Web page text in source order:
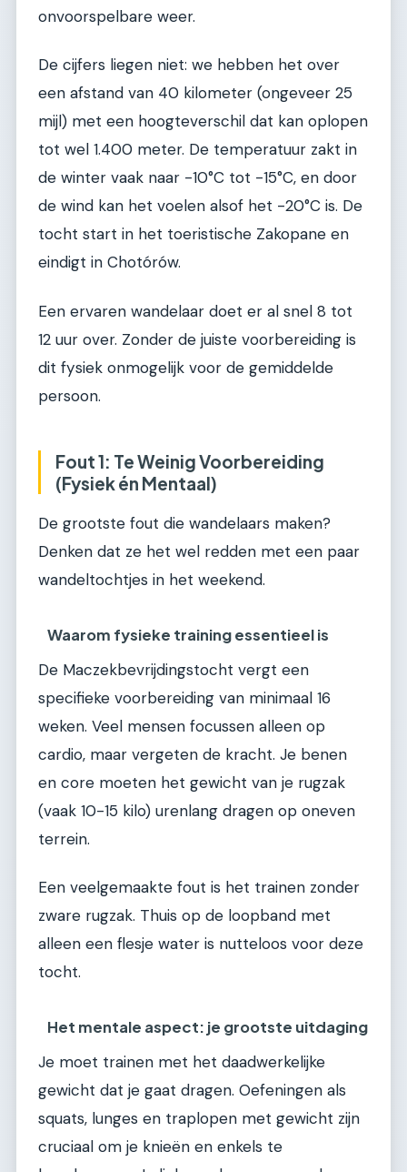
onvoorspelbare weer.
De cijfers liegen niet: we hebben het over
een afstand van 40 kilometer (ongeveer 25
mijl) met een hoogteverschil dat kan oplopen
tot wel 1.400 meter. De temperatuur zakt in
de winter vaak naar -10°C tot -15°C, en door
de wind kan het voelen alsof het -20°C is. De
tocht start in het toeristische Zakopane en
eindigt in Chotórów.
Een ervaren wandelaar doet er al snel 8 tot
12 uur over. Zonder de juiste voorbereiding is
dit fysiek onmogelijk voor de gemiddelde
persoon.
Fout 1: Te Weinig Voorbereiding
(Fysiek én Mentaal)
De grootste fout die wandelaars maken?
Denken dat ze het wel redden met een paar
wandeltochtjes in het weekend.
Waarom fysieke training essentieel is
De Maczekbevrijdingstocht vergt een
specifieke voorbereiding van minimaal 16
weken. Veel mensen focussen alleen op
cardio, maar vergeten de kracht. Je benen
en core moeten het gewicht van je rugzak
(vaak 10-15 kilo) urenlang dragen op oneven
terrein.
Een veelgemaakte fout is het trainen zonder
zware rugzak. Thuis op de loopband met
alleen een flesje water is nutteloos voor deze
tocht.
Het mentale aspect: je grootste uitdaging
Je moet trainen met het daadwerkelijke
gewicht dat je gaat dragen. Oefeningen als
squats, lunges en traplopen met gewicht zijn
cruciaal om je knieën en enkels te